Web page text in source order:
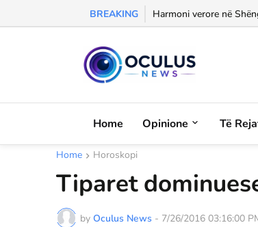
BREAKING Harmoni verore në
Morali, frika dhe
Home Opinione Të
Home Horoskopi
Tiparet
by Oculus News - 7/26/2016 03:16:00